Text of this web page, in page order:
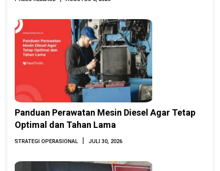
Panduan Perawatan Mesin Diesel Agar Tetap
Optimal dan Tahan Lama
STRATEGI OPERASIONAL | JULI 30, 2026